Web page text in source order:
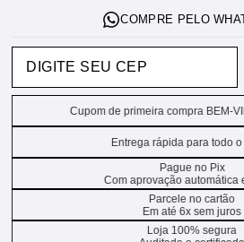
Cupom de primeira compra BEM-
Entrega rápida para todo o
Pague no Pix
Com aprovação automática
Parcele no cartão
Em até 6x sem juros
Loja 100% segura